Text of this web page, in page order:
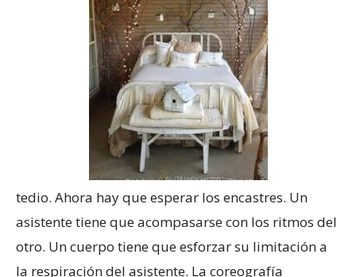
tedio. Ahora hay que esperar los encastres. Un
asistente tiene que acompasarse con los ritmos del
otro. Un cuerpo tiene que esforzar su limitación a
la respiración del asistente. La coreografía